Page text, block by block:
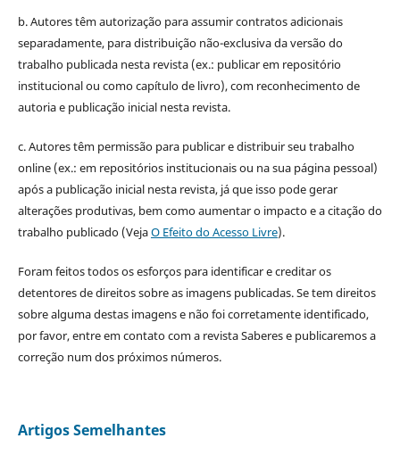
b. Autores têm autorização para assumir contratos adicionais
separadamente, para distribuição não-exclusiva da versão do
trabalho publicada nesta revista (ex.: publicar em repositório
institucional ou como capítulo de livro), com reconhecimento de
autoria e publicação inicial nesta revista.
c. Autores têm permissão para publicar e distribuir seu trabalho
online (ex.: em repositórios institucionais ou na sua página pessoal)
após a publicação inicial nesta revista, já que isso pode gerar
alterações produtivas, bem como aumentar o impacto e a citação do
trabalho publicado (VejaO Efeito do Acesso Livre).
Foram feitos todos os esforços para identificar e creditar os
detentores de direitos sobre as imagens publicadas. Se tem direitos
sobre alguma destas imagens e não foi corretamente identificado,
por favor, entre em contato com a revista Saberes e publicaremos a
correção num dos próximos números.
Artigos Semelhantes